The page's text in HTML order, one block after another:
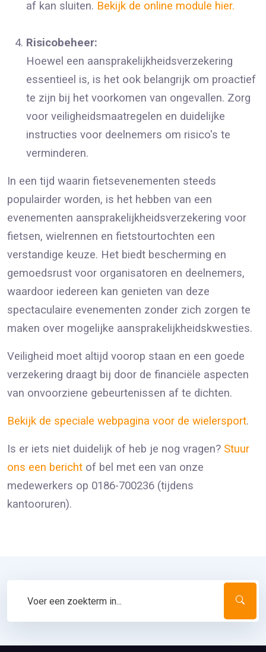
af kan sluiten. Bekijk de online module hier.
Risicobeheer:
Hoewel een aansprakelijkheidsverzekering
essentieel is, is het ook belangrijk om proactief
te zijn bij het voorkomen van ongevallen. Zorg
voor veiligheidsmaatregelen en duidelijke
instructies voor deelnemers om risico's te
verminderen.
In een tijd waarin fietsevenementen steeds
populairder worden, is het hebben van een
evenementen aansprakelijkheidsverzekering voor
fietsen, wielrennen en fietstourtochten een
verstandige keuze. Het biedt bescherming en
gemoedsrust voor organisatoren en deelnemers,
waardoor iedereen kan genieten van deze
spectaculaire evenementen zonder zich zorgen te
maken over mogelijke aansprakelijkheidskwesties.
Veiligheid moet altijd voorop staan en een goede
verzekering draagt bij door de financiële aspecten
van onvoorziene gebeurtenissen af te dichten.
Bekijk de speciale webpagina voor de wielersport.
Is er iets niet duidelijk of heb je nog vragen? Stuur
ons een bericht of bel met een van onze
medewerkers op 0186-700236 (tijdens
kantooruren).